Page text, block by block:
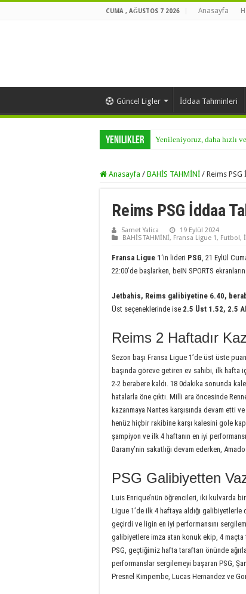
CUMA , AĞUSTOS 7 2026 Anasayfa
Güncel Ligler İddaa Tahminleri
Yenilikler Yenileniyoruz, daha hızlı
Anasayfa / BAHİS TAHMİNİ / Reims
Reims PSG İddaa
Samet Yalica
19 Eylül 2024
BAHİS TAHMİNİ, Fransa Ligue 1, Futbol,
Fransa Ligue 1‘in lideri PSG , 21 Eylül
22:00’de başlarken, beIN SPORTS
Jetbahis, Reims galibiyetine 6.40,
Üst seçeneklerinde ise 2.5 Üst 1.52, 2.5
Reims 2 Haftadır
Sezon başı Fransa Ligue 1’de üst üste
başında göreve getiren ev sahibi, ilk hafta
2-2 berabere kaldı. 18 0dakika sonunda
hatalarla öne çıktı. Milli ara öncesinde
kazanmaya Nantes karşısında devam etti
henüz hiçbir rakibine karşı kalesini gole
şampiyon ve ilk 4 haftanın en iyi
Daramy’nin sakatlığı devam ederken,
PSG Galibiyetten
Luis Enrique’nün öğrencileri, iki kulvarda
Ligue 1’de ilk 4 haftaya aldığı
geçirdi ve ligin en iyi performansını
galibiyetlere imza atan konuk ekip, 4 maçta
PSG, geçtiğimiz hafta taraftarı önünde
performanslar sergilemeyi başaran PSG,
Presnel Kimpembe, Lucas Hernandez ve